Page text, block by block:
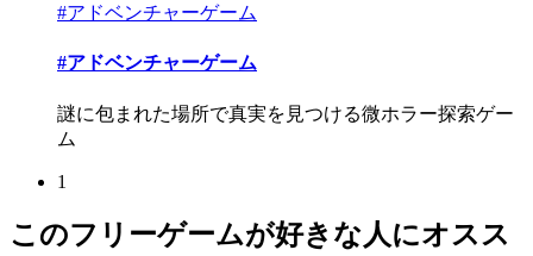
#アドベンチャーゲーム
#アドベンチャーゲーム
謎に包まれた場所で真実を見つける微ホラー探索ゲー
ム
1
このフリーゲームが好きな人にオスス